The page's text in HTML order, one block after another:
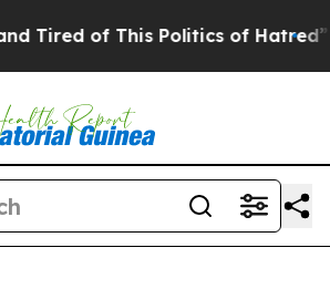
of This Politics of Hatred” The